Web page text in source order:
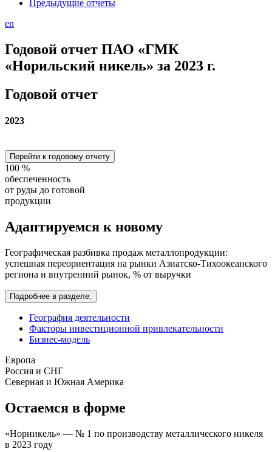
Предыдущие отчеты
en
Годовой отчет ПАО «ГМК
«Норильский никель» за 2023 г.
Годовой отчет
2023
Перейти к годовому отчету
100 %
обеспеченность
от руды до готовой
продукции
Адаптируемся к новому
Географическая разбивка продаж металлопродукции:
успешная переориентация на рынки Азиатско-Тихоокеанского
региона и внутренний рынок, % от выручки
Подробнее в разделе:
География деятельности
Факторы инвестиционной привлекательности
Бизнес-модель
Европа
Россия и СНГ
Северная и Южная Америка
Остаемся в форме
«Норникель» — № 1 по производству металлического никеля
в 2023 году